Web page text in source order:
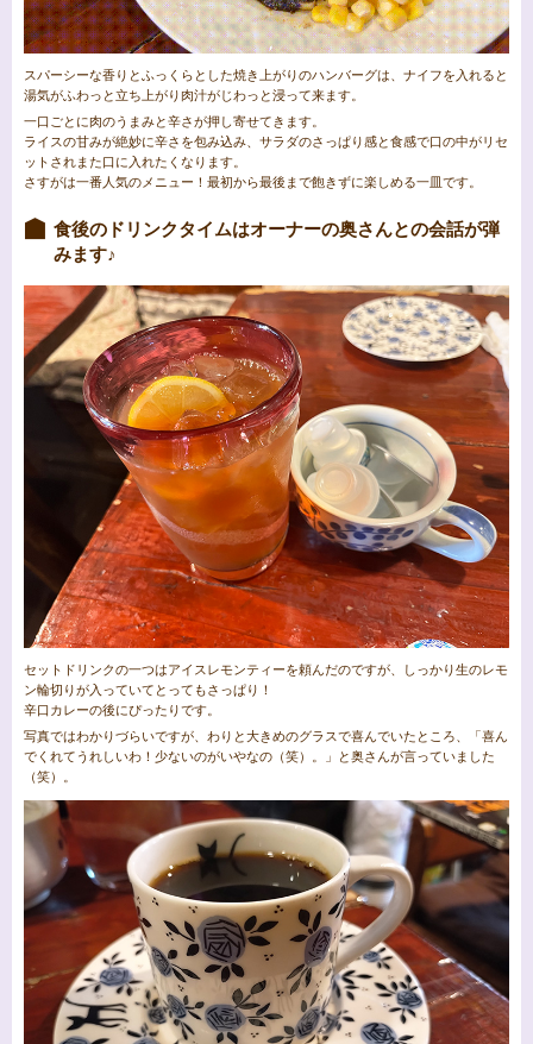
スパーシーな香りとふっくらとした焼き上がりのハンバーグは、ナイフを入れると
湯気がふわっと立ち上がり肉汁がじわっと浸って来ます。
一口ごとに肉のうまみと辛さが押し寄せてきます。
ライスの甘みが絶妙に辛さを包み込み、サラダのさっぱり感と食感で口の中がリセ
ットされまた口に入れたくなります。
さすがは一番人気のメニュー！最初から最後まで飽きずに楽しめる一皿です。
食後のドリンクタイムはオーナーの奥さんとの会話が弾
みます♪
セットドリンクの一つはアイスレモンティーを頼んだのですが、しっかり生のレモ
ン輪切りが入っていてとってもさっぱり！
辛口カレーの後にぴったりです。
写真ではわかりづらいですが、わりと大きめのグラスで喜んでいたところ、「喜ん
でくれてうれしいわ！少ないのがいやなの（笑）。」と奥さんが言っていました
（笑）。